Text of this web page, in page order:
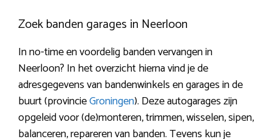
Zoek banden garages in Neerloon
In no-time en voordelig banden vervangen in
Neerloon? In het overzicht hierna vind je de
adresgegevens van bandenwinkels en garages in de
buurt (provincieGroningen). Deze autogarages zijn
opgeleid voor (de)monteren, trimmen, wisselen, sipen,
balanceren, repareren van banden. Tevens kun je